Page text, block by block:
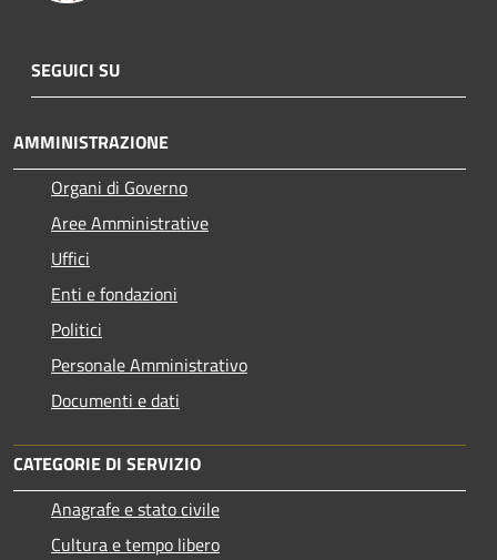
SEGUICI SU
AMMINISTRAZIONE
Organi di Governo
Aree Amministrative
Uffici
Enti e fondazioni
Politici
Personale Amministrativo
Documenti e dati
CATEGORIE DI SERVIZIO
Anagrafe e stato civile
Cultura e tempo libero